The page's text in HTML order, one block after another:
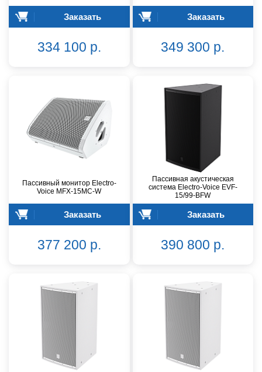
Заказать
334 100 р.
Заказать
349 300 р.
Пассивный монитор Electro-
Voice MFX-15MC-W
Заказать
377 200 р.
Пассивная акустическая
система Electro-Voice EVF-
15/99-BFW
Заказать
390 800 р.